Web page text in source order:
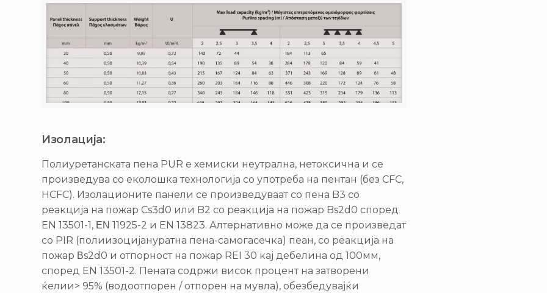
Изолација:
Полиуретанската пена PUR е хемиски неутрална, нетоксична и се
произведува со еколошка технологија со употреба на пентан (без CFC,
HCFC). Изолационите панели се произведуваат со пена B3 со
реакција на пожар Cs3d0 или B2 со реакција на пожар Bs2d0 според
EN 13501-1, ΕΝ 11925-2 и EN 13823. Алтернативно може да се произведат
со PIR (полиизоцијануратна пена-самогасечка) пеан, со реакција на
пожар Βs2d0 и отпорност на пожар REI 30 кај дебелина од 100мм,
според EN 13501-2. Пената содржи висок процент на затворени
ќелии> 95% (водоотпорен / отпорен на мувла), обезбедувајќи